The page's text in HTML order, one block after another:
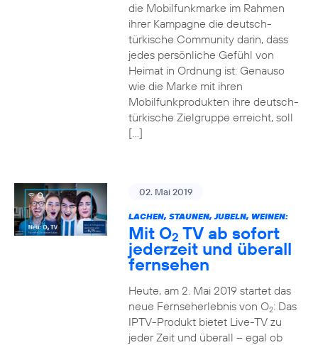
die Mobilfunkmarke im Rahmen
ihrer Kampagne die deutsch-
türkische Community darin, dass
jedes persönliche Gefühl von
Heimat in Ordnung ist: Genauso
wie die Marke mit ihren
Mobilfunkprodukten ihre deutsch-
türkische Zielgruppe erreicht, soll
[…]
02. Mai 2019
LACHEN, STAUNEN, JUBELN, WEINEN:
Mit O2 TV ab sofort
jederzeit und überall
fernsehen
Heute, am 2. Mai 2019 startet das
neue Fernseherlebnis von O2: Das
IPTV-Produkt bietet Live-TV zu
jeder Zeit und überall – egal ob